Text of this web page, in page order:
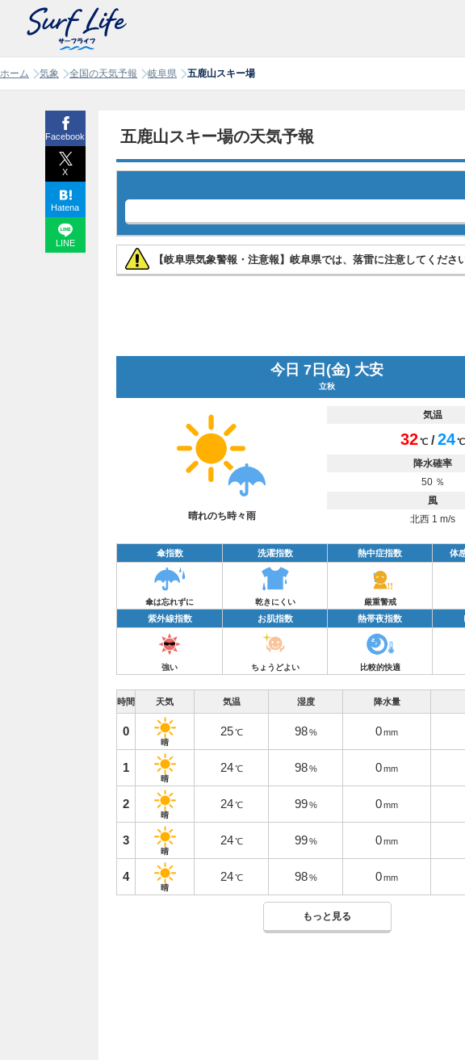
ホーム 気象 全国の天気予報 岐阜県 五鹿山スキー場
五鹿山スキー場の天気予報
【岐阜県気象警報・注意報】岐阜県では、落雷に注意してください
今日 7日(金) 大安
立秋
晴れのち時々雨
気温
32℃ /24℃
降水確率
50 ％
風
北西 1 m/s
傘指数 洗濯指数 熱中症指数 体
傘は忘れずに 乾きにくい 厳重警戒
紫外線指数 お肌指数 熱帯夜指数
強い ちょうどよい 比較的快適
時間 天気 気温 湿度 降水量
0
晴
25 ℃ 98 % 0mm
1
晴
24 ℃ 98 % 0mm
2
晴
24 ℃ 99 % 0mm
3
晴
24 ℃ 99 % 0mm
4
晴
24 ℃ 98 % 0mm
もっと見る
Facebook
X
Hatena
LINE